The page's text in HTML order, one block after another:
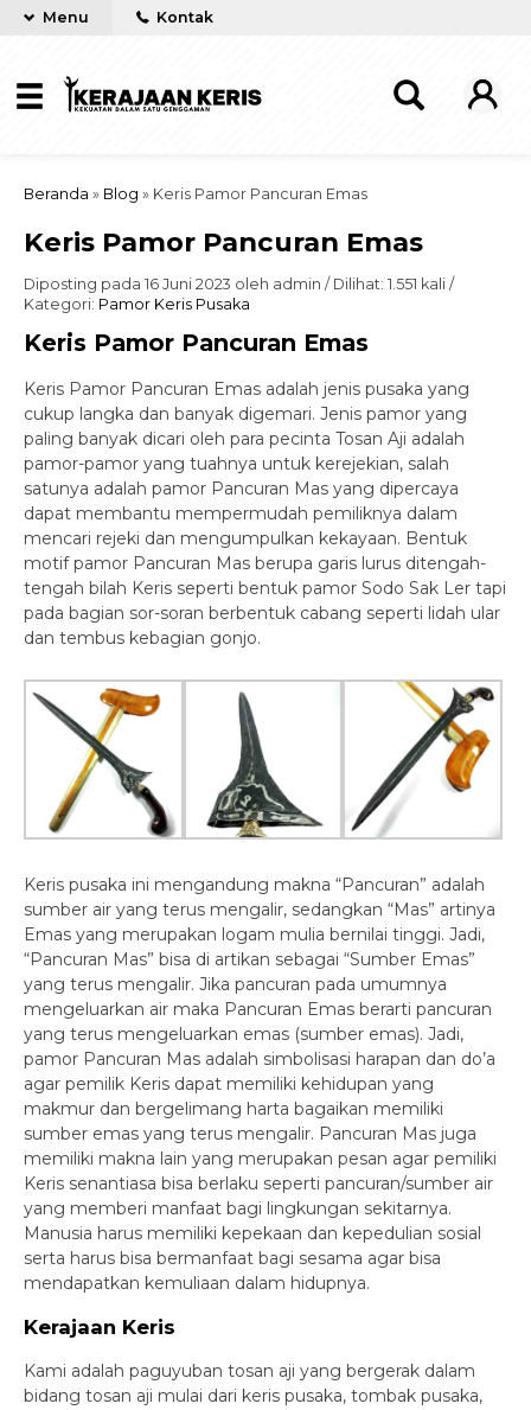
Menu Kontak
Beranda » Blog » Keris Pamor Pancuran Emas
Keris Pamor Pancuran Emas
Diposting pada 16 Juni 2023 oleh admin / Dilihat: 1.551 kali /
Kategori: Pamor Keris Pusaka
Keris Pamor Pancuran Emas
Keris Pamor Pancuran Emas adalah jenis pusaka yang
cukup langka dan banyak digemari. Jenis pamor yang
paling banyak dicari oleh para pecinta Tosan Aji adalah
pamor-pamor yang tuahnya untuk kerejekian, salah
satunya adalah pamor Pancuran Mas yang dipercaya
dapat membantu mempermudah pemiliknya dalam
mencari rejeki dan mengumpulkan kekayaan. Bentuk
motif pamor Pancuran Mas berupa garis lurus ditengah-
tengah bilah Keris seperti bentuk pamor Sodo Sak Ler tapi
pada bagian sor-soran berbentuk cabang seperti lidah ular
dan tembus kebagian gonjo.
Keris pusaka ini mengandung makna “Pancuran” adalah
sumber air yang terus mengalir, sedangkan “Mas” artinya
Emas yang merupakan logam mulia bernilai tinggi. Jadi,
“Pancuran Mas” bisa di artikan sebagai “Sumber Emas”
yang terus mengalir. Jika pancuran pada umumnya
mengeluarkan air maka Pancuran Emas berarti pancuran
yang terus mengeluarkan emas (sumber emas). Jadi,
pamor Pancuran Mas adalah simbolisasi harapan dan do’a
agar pemilik Keris dapat memiliki kehidupan yang
makmur dan bergelimang harta bagaikan memiliki
sumber emas yang terus mengalir. Pancuran Mas juga
memiliki makna lain yang merupakan pesan agar pemiliki
Keris senantiasa bisa berlaku seperti pancuran/sumber air
yang memberi manfaat bagi lingkungan sekitarnya.
Manusia harus memiliki kepekaan dan kepedulian sosial
serta harus bisa bermanfaat bagi sesama agar bisa
mendapatkan kemuliaan dalam hidupnya.
Kerajaan Keris
Kami adalah paguyuban tosan aji yang bergerak dalam
bidang tosan aji mulai dari keris pusaka, tombak pusaka,